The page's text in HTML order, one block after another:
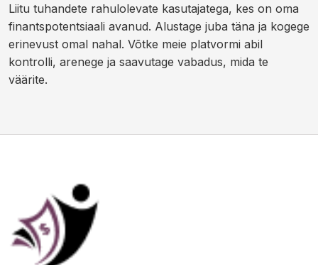
Liitu tuhandete rahulolevate kasutajatega, kes on oma
finantspotentsiaali avanud. Alustage juba täna ja kogege
erinevust omal nahal. Võtke meie platvormi abil
kontrolli, arenege ja saavutage vabadus, mida te
väärite.